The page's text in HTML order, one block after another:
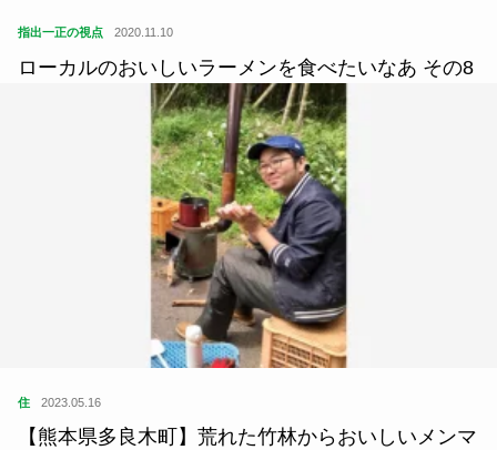
指出一正の視点 2020.11.10
ローカルのおいしいラーメンを食べたいなあ その8
住 2023.05.16
【熊本県多良木町】荒れた竹林からおいしいメンマ